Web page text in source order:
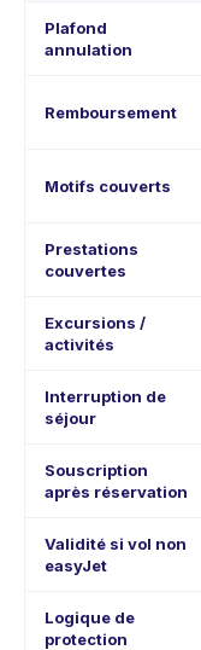
Plafond
annulation
Remboursement
Motifs couverts
Prestations
couvertes
Excursions /
activités
Interruption de
séjour
Souscription
après réservation
Validité si vol non
easyJet
Logique de
protection